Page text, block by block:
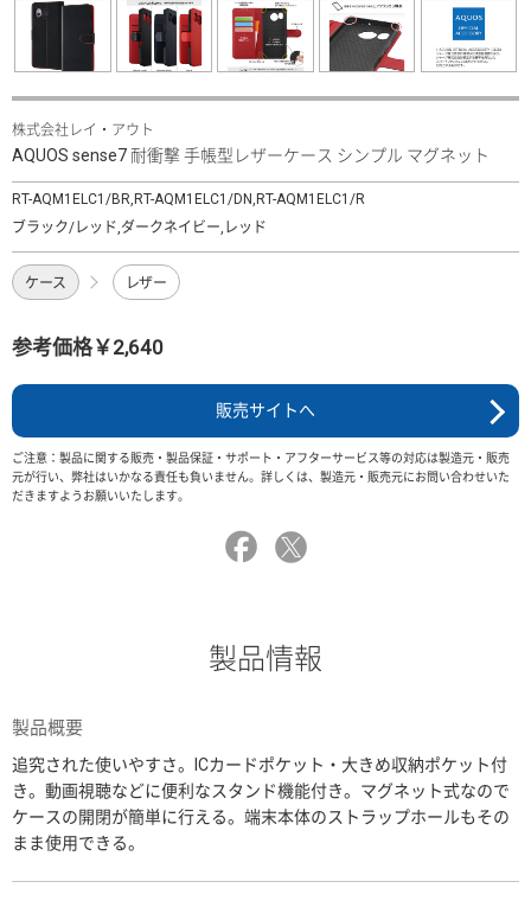
株式会社レイ・アウト
AQUOS sense7 耐衝撃 手帳型レザーケース シンプル マグネット
RT-AQM1ELC1/BR,RT-AQM1ELC1/DN,RT-AQM1ELC1/R
ブラック/レッド,ダークネイビー,レッド
ケース レザー
参考価格￥2,640
販売サイトへ
ご注意：製品に関する販売・製品保証・サポート・アフターサービス等の対応は製造元・販売
元が行い、弊社はいかなる責任も負いません。詳しくは、製造元・販売元にお問い合わせいた
だきますようお願いいたします。
製品情報
製品概要
追究された使いやすさ。ICカードポケット・大きめ収納ポケット付
き。動画視聴などに便利なスタンド機能付き。マグネット式なので
ケースの開閉が簡単に行える。端末本体のストラップホールもその
まま使用できる。